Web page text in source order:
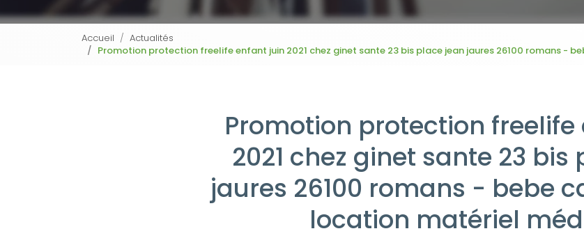
Accueil
Actualités
Promotion protection freelife enfant juin 2021 chez ginet sante 23 bis place jean jaures 26100 romans -
Promotion protection
2021 chez ginet sante 23 bis
jaures 26100 romans - bebe
location matériel